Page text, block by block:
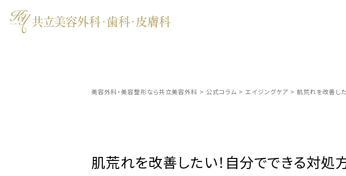
美容外科・美容整形なら共立美容外科 > 公式コラム > エイジングケア > 肌荒れを改善し
肌荒れを改善したい！自分でできる対処